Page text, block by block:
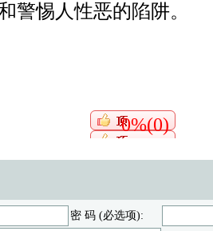
警惕人性恶的陷阱。
0%(0)
密 码 (必选项):